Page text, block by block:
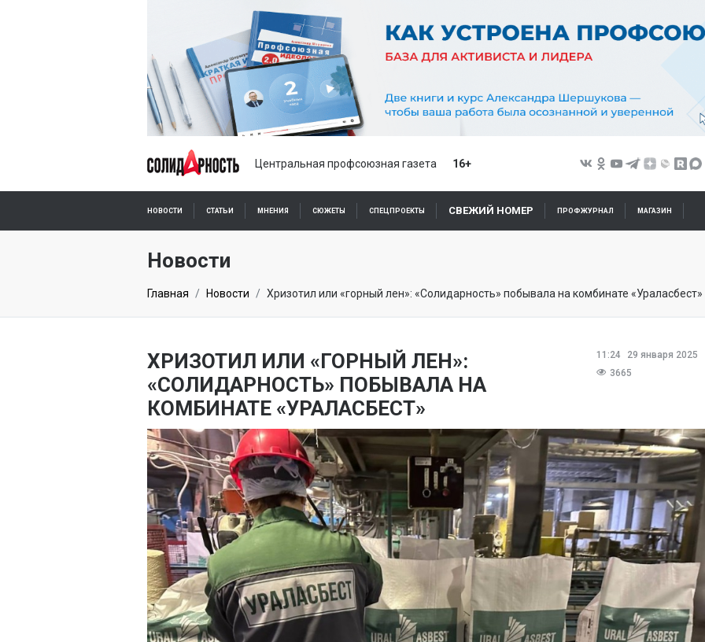
Центральная профсоюзная газета 16+
НОВОСТИ СТАТЬИ МНЕНИЯ СЮЖЕТЫ СПЕЦПРОЕКТЫ СВЕЖИЙ НОМЕР ПРОФЖУРНАЛ МАГАЗИН
ПОДПИСКА ОНЛАЙН
Новости
Главная Новости Хризотил или «горный лен»: «Солидарность» побывала на комбинате «Ураласбест»
11:24
29 января 2025
3665
ХРИЗОТИЛ ИЛИ «ГОРНЫЙ ЛЕН»:
«СОЛИДАРНОСТЬ» ПОБЫВАЛА НА
КОМБИНАТЕ «УРАЛАСБЕСТ»